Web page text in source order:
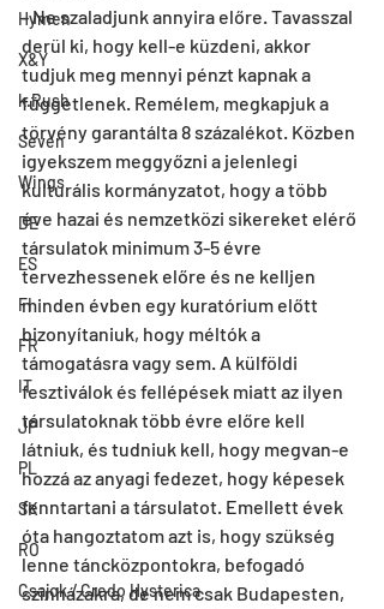
Hymen
X&Y
k.Rush
Seven
Wings
DE
ES
FI
FR
IT
JP
PL
SK
RO
Csajok / Credo Hysterica
- Ne szaladjunk annyira előre. Tavasszal
derül ki, hogy kell-e küzdeni, akkor
tudjuk meg mennyi pénzt kapnak a
függetlenek. Remélem, megkapjuk a
törvény garantálta 8 százalékot. Közben
igyekszem meggyőzni a jelenlegi
kulturális kormányzatot, hogy a több
éve hazai és nemzetközi sikereket elérő
társulatok minimum 3-5 évre
tervezhessenek előre és ne kelljen
minden évben egy kuratórium előtt
bizonyítaniuk, hogy méltók a
támogatásra vagy sem. A külföldi
fesztiválok és fellépések miatt az ilyen
társulatoknak több évre előre kell
látniuk, és tudniuk kell, hogy megvan-e
hozzá az anyagi fedezet, hogy képesek
fenntartani a társulatot. Emellett évek
óta hangoztatom azt is, hogy szükség
lenne táncközpontokra, befogadó
színházakra, de nem csak Budapesten,